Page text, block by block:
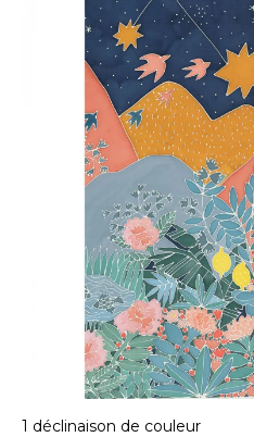
1 déclinaison de couleur